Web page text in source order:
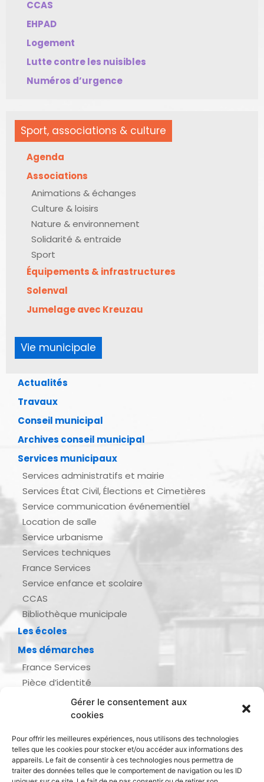
Gérer le consentement aux
cookies
Pour offrir les meilleures expériences, nous utilisons des technologies
telles que les cookies pour stocker et/ou accéder aux informations des
appareils. Le fait de consentir à ces technologies nous permettra de
traiter des données telles que le comportement de navigation ou les ID
CCAS
EHPAD
Logement
Lutte contre les nuisibles
Numéros d’urgence
Sport, associations & culture
Agenda
Associations
Animations & échanges
Culture & loisirs
Nature & environnement
Solidarité & entraide
Sport
Équipements & infrastructures
Solenval
Jumelage avec Kreuzau
Vie municipale
Actualités
Travaux
Conseil municipal
Archives conseil municipal
Services municipaux
Services administratifs et mairie
Services État Civil, Élections et Cimetières
Service communication événementiel
Location de salle
Service urbanisme
Services techniques
France Services
Service enfance et scolaire
CCAS
Bibliothèque municipale
Les écoles
Mes démarches
France Services
Pièce d’identité
Demande d’actes d’état civil
Inscription listes électorales
Recensement militaire
Le journal de ma ville